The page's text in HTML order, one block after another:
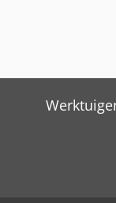
Wurster &